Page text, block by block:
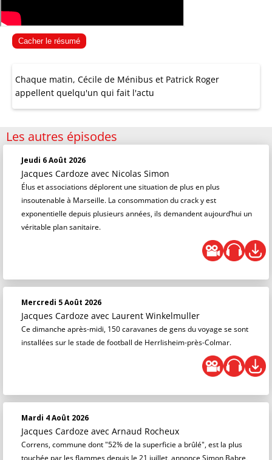
Cacher le résumé
Chaque matin, Cécile de Ménibus et Patrick Roger
appellent quelqu'un qui fait l'actu
Les autres épisodes
Jeudi 6 Août 2026
Jacques Cardoze avec Nicolas Simon
Élus et associations déplorent une situation de plus en plus
insoutenable à Marseille. La consommation du crack y est
exponentielle depuis plusieurs années, ils demandent aujourd’hui un
véritable plan sanitaire.
Mercredi 5 Août 2026
Jacques Cardoze avec Laurent Winkelmuller
Ce dimanche après-midi, 150 caravanes de gens du voyage se sont
installées sur le stade de football de Herrlisheim-près-Colmar.
Mardi 4 Août 2026
Jacques Cardoze avec Arnaud Rocheux
Correns, commune dont "52% de la superficie a brûlé", est la plus
touchée par les flammes depuis le 21 juillet, annonce Simon Babre,